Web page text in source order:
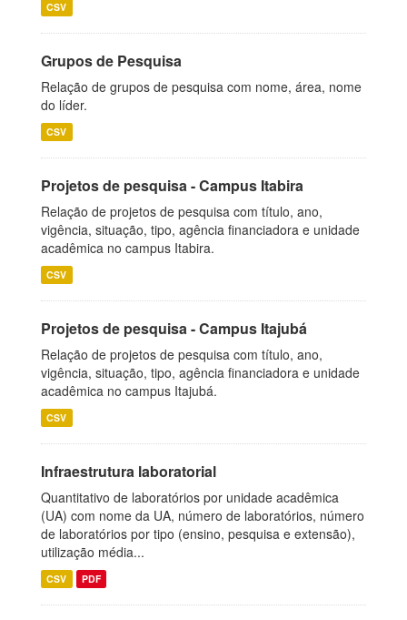
CSV
Grupos de Pesquisa
Relação de grupos de pesquisa com nome, área, nome
do líder.
CSV
Projetos de pesquisa - Campus Itabira
Relação de projetos de pesquisa com título, ano,
vigência, situação, tipo, agência financiadora e unidade
acadêmica no campus Itabira.
CSV
Projetos de pesquisa - Campus Itajubá
Relação de projetos de pesquisa com título, ano,
vigência, situação, tipo, agência financiadora e unidade
acadêmica no campus Itajubá.
CSV
Infraestrutura laboratorial
Quantitativo de laboratórios por unidade acadêmica
(UA) com nome da UA, número de laboratórios, número
de laboratórios por tipo (ensino, pesquisa e extensão),
utilização média...
CSV PDF